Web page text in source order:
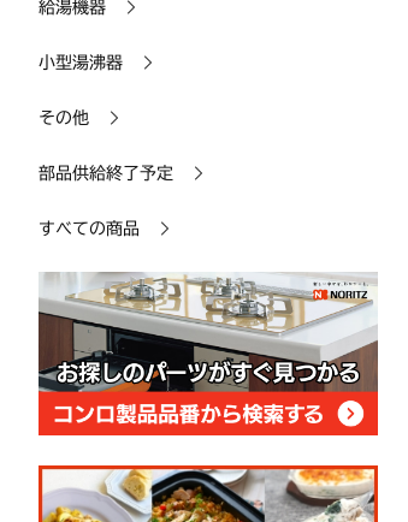
給湯機器
小型湯沸器
その他
部品供給終了予定
すべての商品